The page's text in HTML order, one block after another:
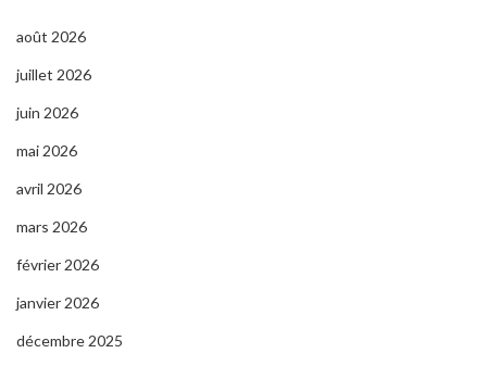
août 2026
juillet 2026
juin 2026
mai 2026
avril 2026
mars 2026
février 2026
janvier 2026
décembre 2025